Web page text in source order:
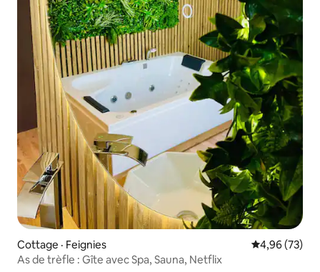
Cottage · Feignies Note
4,96 (73)
As de trèfle : Gîte avec Spa, Sauna, Netflix